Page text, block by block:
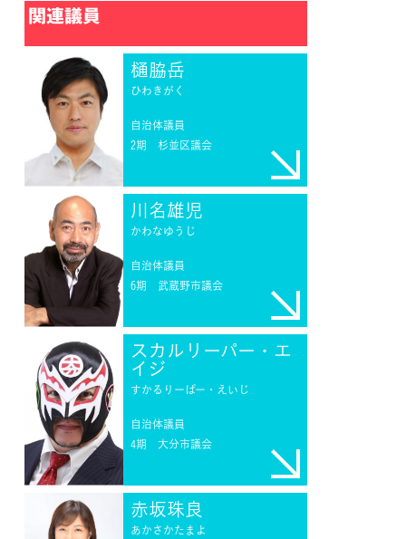
関連議員
樋脇岳
ひわきがく
自治体議員
2期杉並区議会
川名雄児
かわなゆうじ
自治体議員
6期 武蔵野市議会
スカルリーパー・エ
イジ
すかるりーぱー・えいじ
自治体議員
4期 大分市議会
赤坂珠良
あかさかたまよ